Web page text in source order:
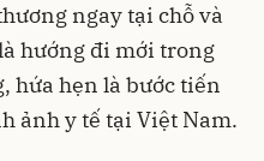
ngay tại chỗ và
hướng đi mới trong
hứa hẹn là bước tiến
ảnh y tế tại Việt Nam.